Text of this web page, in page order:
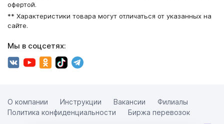
офертой.
** Характеристики товара могут отличаться от указанных на
сайте.
Мы в соцсетях:
О компании Инструкции Вакансии
Филиалы
Политика конфиденциальности
Биржа перевозок